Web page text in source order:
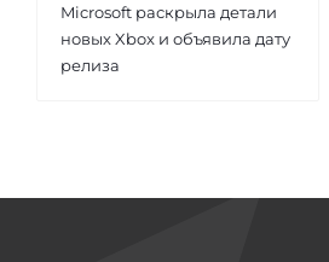
Microsoft раскрыла детали
новых Xbox и объявила дату
релиза